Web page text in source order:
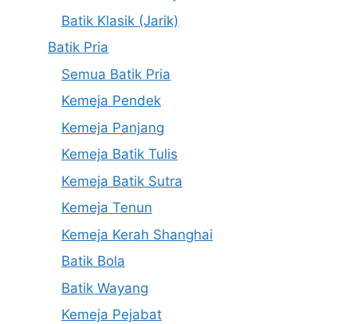
Batik Klasik (Jarik)
Batik Pria
Semua Batik Pria
Kemeja Pendek
Kemeja Panjang
Kemeja Batik Tulis
Kemeja Batik Sutra
Kemeja Tenun
Kemeja Kerah Shanghai
Batik Bola
Batik Wayang
Kemeja Pejabat